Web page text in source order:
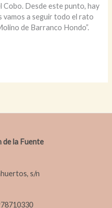
Cobo. Desde este punto, hay
a seguir todo el rato
de Barranco Hondo”.
de la Fuente
s/n